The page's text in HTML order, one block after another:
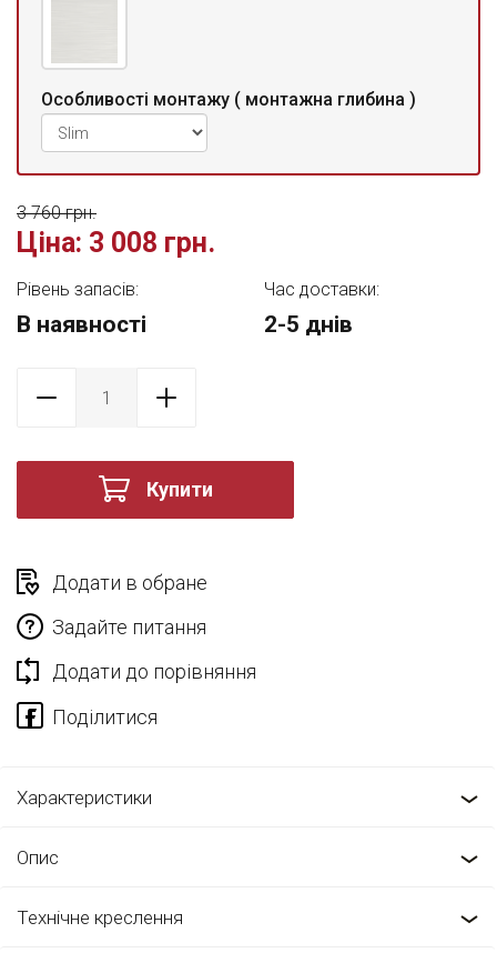
Особливості монтажу ( монтажна глибина )
Ціна: 3 008 грн.
3 760 грн.
Рівень запасів:
В наявності
Час доставки:
2-5 днів
Купити
Додати в обране
Задайте питання
Додати до порівняння
Характеристики
Опис
Технічне креслення